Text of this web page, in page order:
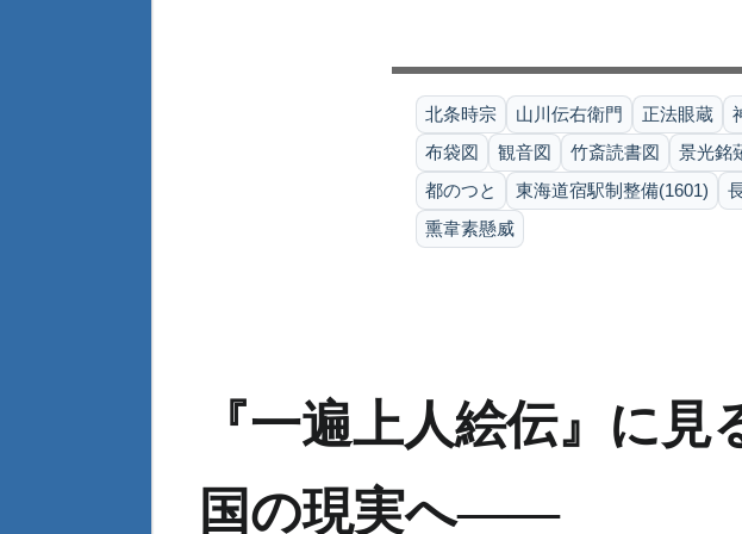
北条時宗 山川伝右衛門 正法眼蔵
布袋図
観音図 竹斎読書図
景光銘
都のつと
東海道宿駅制整備(1601)
熏韋素懸威
『一遍上人絵伝』に
国の現実へ――